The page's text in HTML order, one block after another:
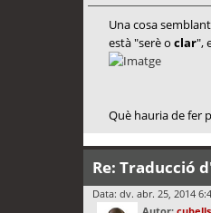
Una cosa
està "serè o clar",
Què hauria de fer
Re: Traducció
Data: dv. abr. 25, 2014